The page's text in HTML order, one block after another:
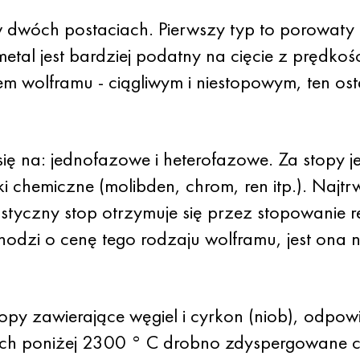
dwóch postaciach. Pierwszy typ to
jest bardziej podatny na cięcie z
wolframu - ciągliwym i niestopowym, ten
na: jednofazowe i heterofazowe. Za stopy
chemiczne (molibden, chrom, ren itp.).
stop otrzymuje się przez stopowanie
o cenę tego rodzaju wolframu, jest
zawierające węgiel i cyrkon (niob),
poniżej 2300 ° C drobno zdyspergowane